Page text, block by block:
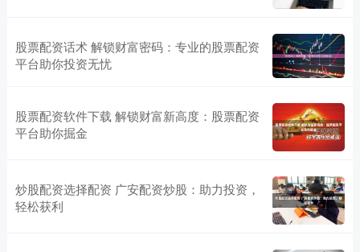
股票配资话术 解锁财富密码：专业的股票配资
平台助你投资无忧
股票配资软件下载 解锁财富新高度：股票配资
平台助你掘金
炒股配资选择配资 广安配资炒股：助力投资，
轻松获利